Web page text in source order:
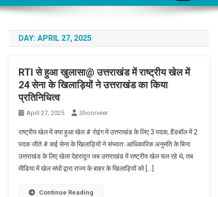
DAY: APRIL 27, 2025
RTI से हुआ खुलासा@ उत्तराखंड में राष्ट्रीय खेल में
24 सेना के खिलाड़ियों ने उत्तराखंड का किया
प्रतिनिधित्व
April 27, 2025 Shoorveer
राष्ट्रीय खेल में क्या हुआ खेल # रोइंग में उत्तराखंड के लिए 3 पदक, हैंडबॉल में 2
पदक जीते # कई सेना के खिलाड़ियों ने संभवतः आधिकारिक अनुमति के बिना
उत्तराखंड के लिए खेला देहरादून जब उत्तराखंड में राष्ट्रीय खेल चल रहे थे, तब
मीडिया में खेल संघों द्वारा राज्य के बाहर के खिलाड़ियों को […]
Continue Reading